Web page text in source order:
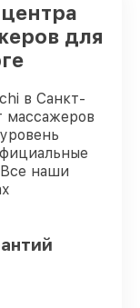
для
в Санкт-
массажеров
наши